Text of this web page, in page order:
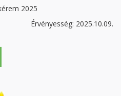
2025
Érvényesség: 2025.10.09.